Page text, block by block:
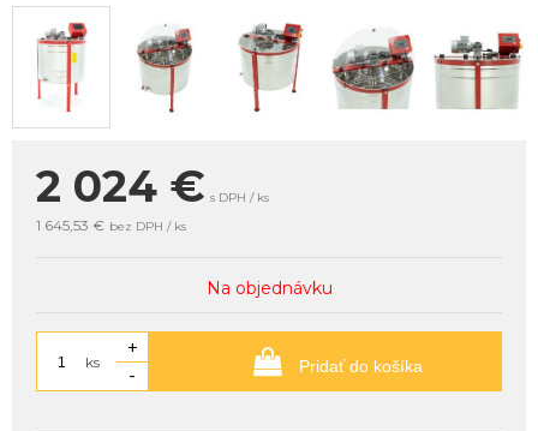
2 024 € s DPH / ks
1 645,53 € bez DPH / ks
Na objednávku
ks
+
-
Pridať do košíka